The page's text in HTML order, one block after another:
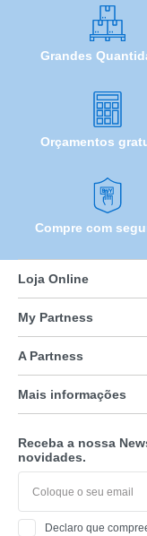
Grandes
Orçamentos
Compre com
Loja Online
My Partness
A Partness
Mais informações
Receba a nossa
novidades.
Declaro que